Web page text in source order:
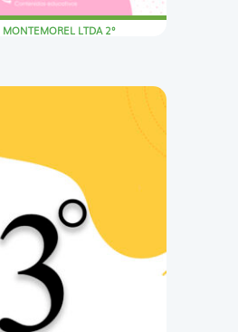
MONTEMOREL LTDA 2°